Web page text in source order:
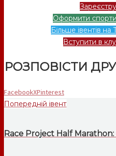
Оформити
Більше івентів на
Вступити в
РОЗПОВІСТИ
FacebookXPinterest
Попередній івент
Race Project Half Marathon: